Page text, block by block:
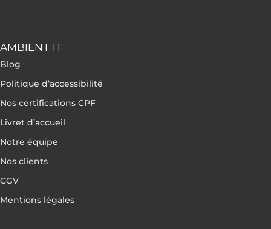
AMBIENT IT
Blog
Politique d’accessibilité
Nos certifications CPF
Livret d’accueil
Notre équipe
Nos clients
CGV
Mentions légales